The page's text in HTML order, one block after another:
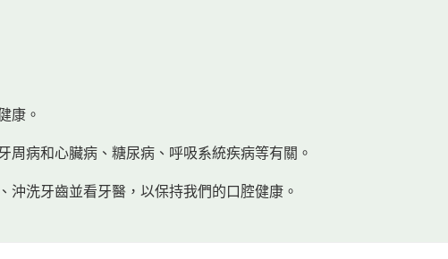
康。
周病和心臟病、糖尿病、呼吸系統疾病等有關。
沖洗牙齒並看牙醫，以保持我們的口腔健康。